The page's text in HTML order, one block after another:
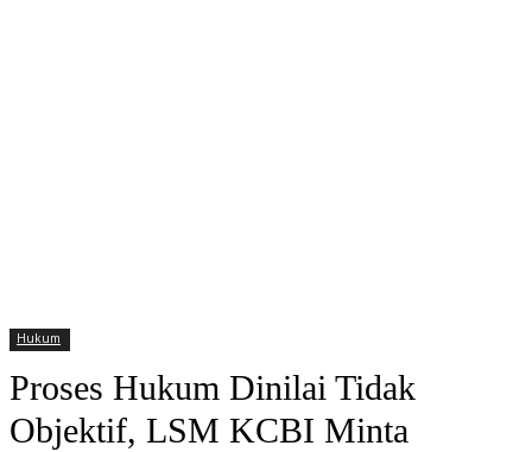
Hukum
Proses Hukum Dinilai Tidak
Objektif, LSM KCBI Minta